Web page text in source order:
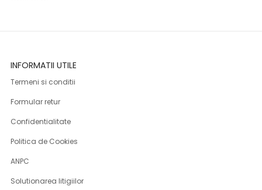
INFORMATII UTILE
Termeni si conditii
Formular retur
Confidentialitate
Politica de Cookies
ANPC
Solutionarea litigiilor